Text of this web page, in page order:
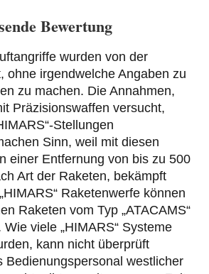
Bewertung
wurden von der
ohne irgendwelche Angaben zu
zu machen. Die Annahmen,
Präzisionswaffen versucht,
Stellungen
Sinn, weil mit diesen
einer Entfernung von bis zu 500
Art der Raketen, bekämpft
Raketenwerfe können
Raketen vom Typ „ATACAMS“
viele „HIMARS“ Systeme
kann nicht überprüft
Bedienungspersonal westlicher